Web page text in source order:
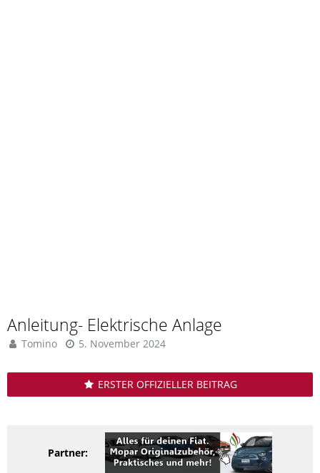
Anleitung- Elektrische Anlage
Tomino 5. November 2024
ERSTER OFFIZIELLER BEITRAG
Partner: